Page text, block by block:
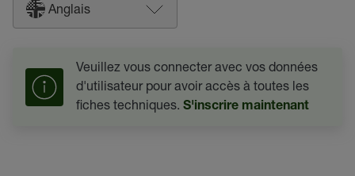
Anglais
Veuillez vous connecter avec vos données
d'utilisateur pour avoir accès à toutes les
fiches techniques. S'inscrire maintenant